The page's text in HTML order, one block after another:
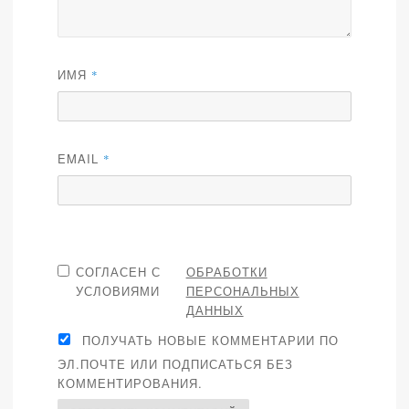
ИМЯ *
EMAIL *
СОГЛАСЕН С
УСЛОВИЯМИ
ОБРАБОТКИ
ПЕРСОНАЛЬНЫХ
ДАННЫХ
ПОЛУЧАТЬ НОВЫЕ КОММЕНТАРИИ ПО
ЭЛ.ПОЧТЕ ИЛИ ПОДПИСАТЬСЯ БЕЗ
КОММЕНТИРОВАНИЯ.